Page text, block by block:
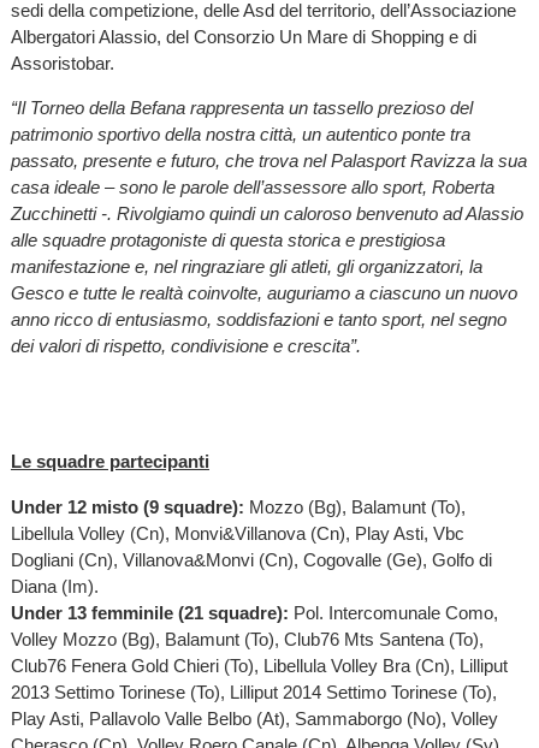
sedi della competizione, delle Asd del territorio, dell’Associazione
Albergatori Alassio, del Consorzio Un Mare di Shopping e di
Assoristobar.
“Il Torneo della Befana rappresenta un tassello prezioso del
patrimonio sportivo della nostra città, un autentico ponte tra
passato, presente e futuro, che trova nel Palasport Ravizza la sua
casa ideale – sono le parole dell’assessore allo sport, Roberta
Zucchinetti -. Rivolgiamo quindi un caloroso benvenuto ad Alassio
alle squadre protagoniste di questa storica e prestigiosa
manifestazione e, nel ringraziare gli atleti, gli organizzatori, la
Gesco e tutte le realtà coinvolte, auguriamo a ciascuno un nuovo
anno ricco di entusiasmo, soddisfazioni e tanto sport, nel segno
dei valori di rispetto, condivisione e crescita”.
Le squadre partecipanti
Under 12 misto (9 squadre): Mozzo (Bg), Balamunt (To),
Libellula Volley (Cn), Monvi&Villanova (Cn), Play Asti, Vbc
Dogliani (Cn), Villanova&Monvi (Cn), Cogovalle (Ge), Golfo di
Diana (Im).
Under 13 femminile (21 squadre): Pol. Intercomunale Como,
Volley Mozzo (Bg), Balamunt (To), Club76 Mts Santena (To),
Club76 Fenera Gold Chieri (To), Libellula Volley Bra (Cn), Lilliput
2013 Settimo Torinese (To), Lilliput 2014 Settimo Torinese (To),
Play Asti, Pallavolo Valle Belbo (At), Sammaborgo (No), Volley